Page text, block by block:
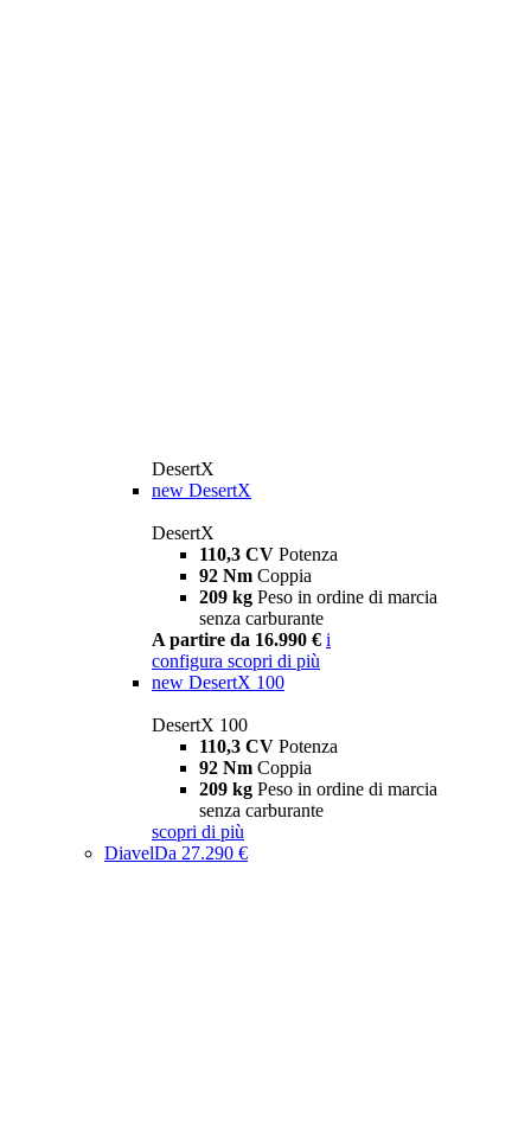
DesertX
new DesertX
DesertX
110,3 CV Potenza
92 Nm Coppia
209 kg Peso in ordine di marcia
senza carburante
A partire da 16.990 € i
configura scopri di più
new DesertX 100
DesertX 100
110,3 CV Potenza
92 Nm Coppia
209 kg Peso in ordine di marcia
senza carburante
scopri di più
DiavelDa 27.290 €